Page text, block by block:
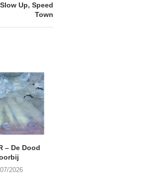
Up, Speed
Town
– De Dood
2026